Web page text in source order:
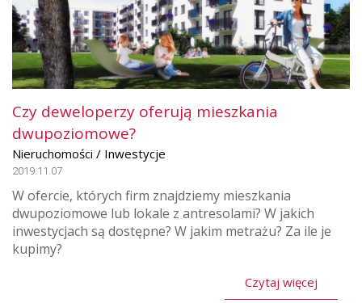
Czy deweloperzy oferują mieszkania
dwupoziomowe?
Nieruchomości / Inwestycje
2019.11.07
W ofercie, których firm znajdziemy mieszkania
dwupoziomowe lub lokale z antresolami? W jakich
inwestycjach są dostępne? W jakim metrażu? Za ile je
kupimy?
Czytaj więcej